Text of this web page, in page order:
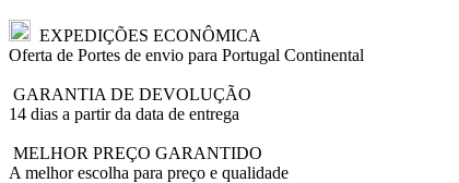
EXPEDIÇÕES ECONÔMICA
Oferta de Portes de envio para Portugal Continental
GARANTIA DE DEVOLUÇÃO
14 dias a partir da data de entrega
MELHOR PREÇO GARANTIDO
A melhor escolha para preço e qualidade